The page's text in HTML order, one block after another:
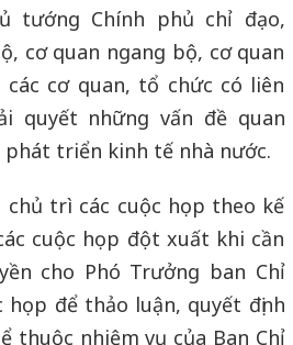
tướng Chính phủ chỉ đạo,
cơ quan ngang bộ, cơ quan
cơ quan, tổ chức có liên
quyết những vấn đề quan
triển kinh tế nhà nước.
chủ trì các cuộc họp theo kế
cuộc họp đột xuất khi cần
cho Phó Trưởng ban Chỉ
họp để thảo luận, quyết định
thuộc nhiệm vụ của Ban Chỉ